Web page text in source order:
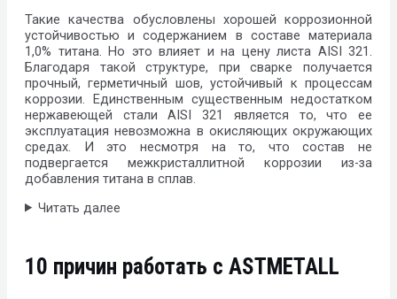
Такие качества обусловлены хорошей коррозионной
устойчивостью и содержанием в составе материала
1,0% титана. Но это влияет и на цену листа AISI 321.
Благодаря такой структуре, при сварке получается
прочный, герметичный шов, устойчивый к процессам
коррозии. Единственным существенным недостатком
нержавеющей стали AISI 321 является то, что ее
эксплуатация невозможна в окисляющих окружающих
средах. И это несмотря на то, что состав не
подвергается межкристаллитной коррозии из-за
добавления титана в сплав.
Читать далее
10 причин работать с ASTMETALL